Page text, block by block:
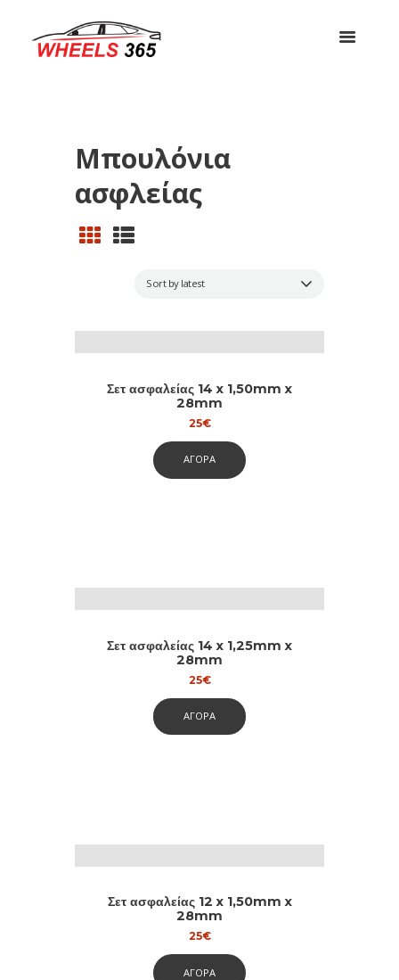
Μπουλόνια
ασφλείας
Σετ ασφαλείας 14 x 1,50mm x
28mm
25€
ΑΓΟΡΑ
Σετ ασφαλείας 14 x 1,25mm x
28mm
25€
ΑΓΟΡΑ
Σετ ασφαλείας 12 x 1,50mm x
28mm
25€
ΑΓΟΡΑ